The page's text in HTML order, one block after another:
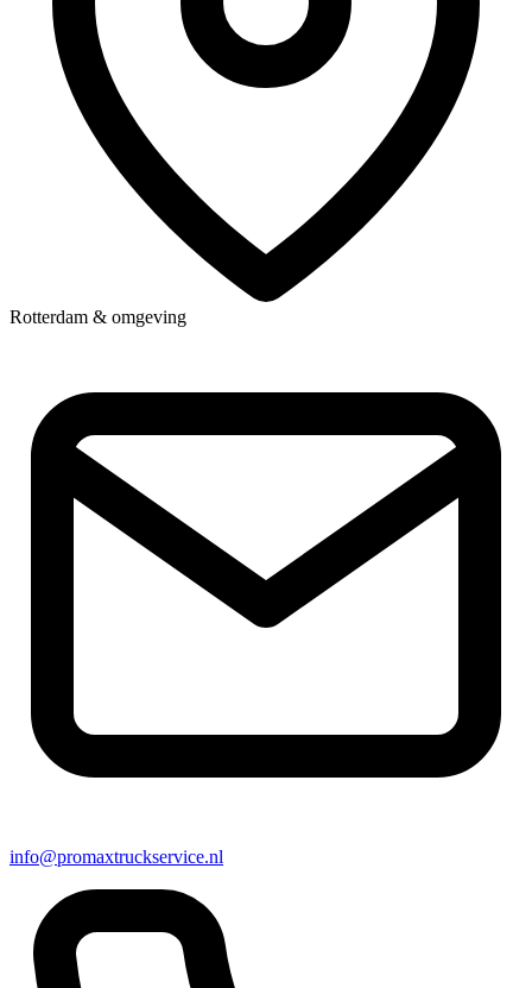
Rotterdam & omgeving
info@promaxtruckservice.nl